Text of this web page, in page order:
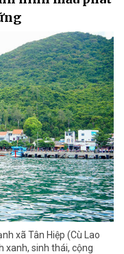
xã Tân Hiệp (Cù Lao
xanh, sinh thái, cộng